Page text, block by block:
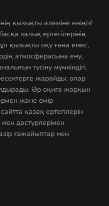
қызықты әлеміне еніңіз!
халық ертегілерінің
қызықты оқу ғана емес,
атмосферасына ену,
түсіну мүмкіндігі.
жарайды: олар
Әр оқиға жарқын
және өмір
қазақ ертегілерін
дәстүрлерімен
ғажайыптар мен